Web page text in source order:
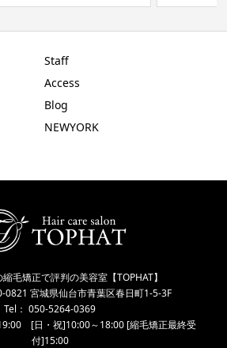
Staff
Access
Blog
NEWYORK
毛矯正で評判の美容室【TOPHAT】
0821 宮城県仙台市青葉区春日町1-5-3F
Tel： 050-5264-0369
[日・祝]10:00～18:00 [縮毛矯正最終受
付]15:00